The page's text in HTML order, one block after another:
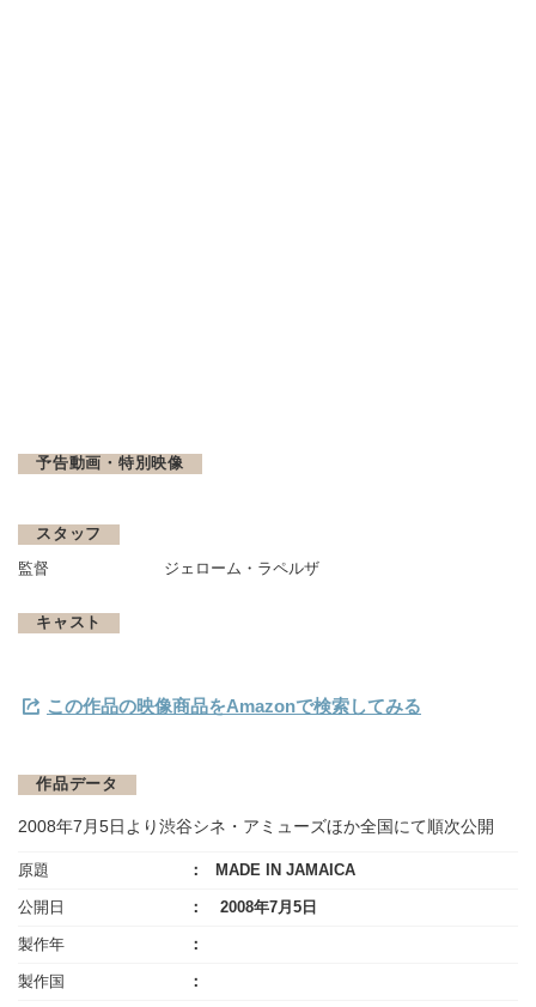
予告動画・特別映像
スタッフ
監督 ジェローム・ラペルザ
キャスト
この作品の映像商品をAmazonで検索してみる
作品データ
2008年7月5日より渋谷シネ・アミューズほか全国にて順次公開
原題 MADE IN JAMAICA
公開日 2008年7月5日
製作年
製作国